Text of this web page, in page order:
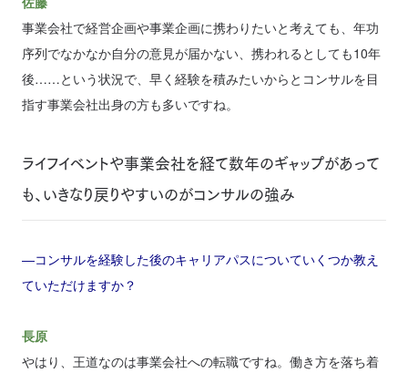
事業会社で経営企画や事業企画に携わりたいと考えても、年功
序列でなかなか自分の意見が届かない、携われるとしても10年
後……という状況で、早く経験を積みたいからとコンサルを目
指す事業会社出身の方も多いですね。
ライフイベントや事業会社を経て数年のギャップがあって
も、いきなり戻りやすいのがコンサルの強み
―コンサルを経験した後のキャリアパスについていくつか教え
ていただけますか？
長原
やはり、王道なのは事業会社への転職ですね。働き方を落ち着